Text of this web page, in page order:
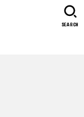
SEARCH